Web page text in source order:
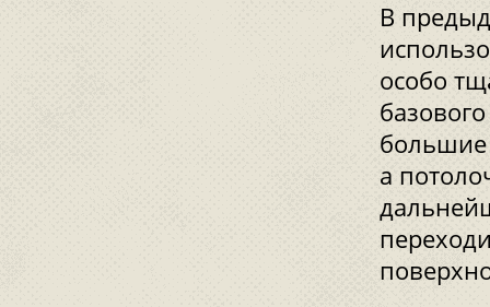
В
особо
а